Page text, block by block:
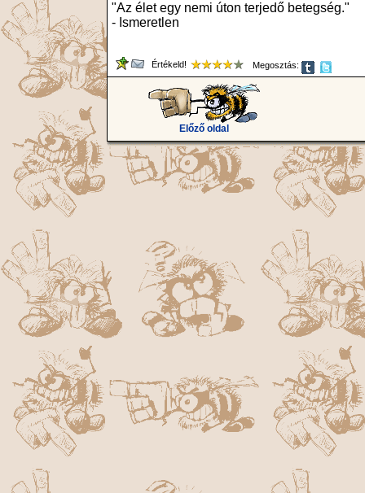
"Az élet egy nemi úton terjedő betegség."
- Ismeretlen
Értékeld! Megosztás:
Előző oldal